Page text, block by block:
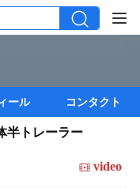
ール コンタクト
半トレーラー
video